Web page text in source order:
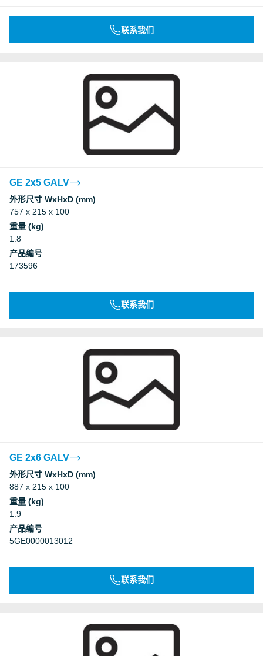
联系我们
GE 2x5 GALV
外形尺寸 WxHxD (mm)
757 x 215 x 100
重量 (kg)
1.8
产品编号
173596
联系我们
GE 2x6 GALV
外形尺寸 WxHxD (mm)
887 x 215 x 100
重量 (kg)
1.9
产品编号
5GE0000013012
联系我们